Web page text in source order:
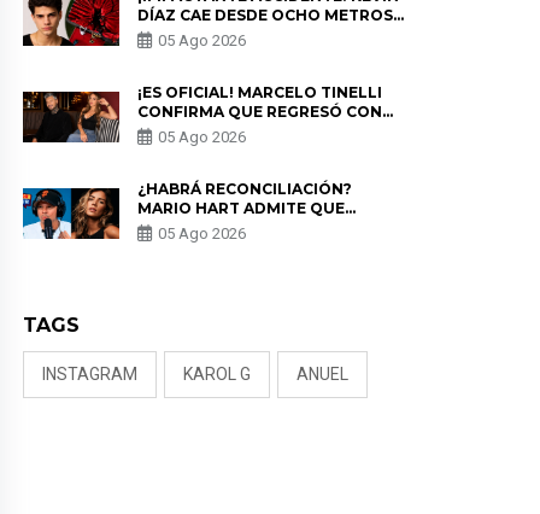
DÍAZ CAE DESDE OCHO METROS
EN “ESTO ES GUERRA” Y GENERA
PREOCUPACIÓN
05 Ago 2026
¡ES OFICIAL! MARCELO TINELLI
CONFIRMA QUE REGRESÓ CON
MILETT FIGUEROA: “EL AMOR
PUDO MÁS”
05 Ago 2026
¿HABRÁ RECONCILIACIÓN?
MARIO HART ADMITE QUE
PODRÍA VOLVER CON KORINA
RIVADENEIRA: “NO LE CERRARÍA
05 Ago 2026
TAGS
INSTAGRAM KAROL G ANUEL